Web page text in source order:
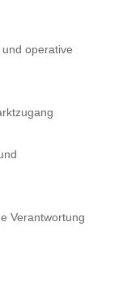
operative
Verantwortung